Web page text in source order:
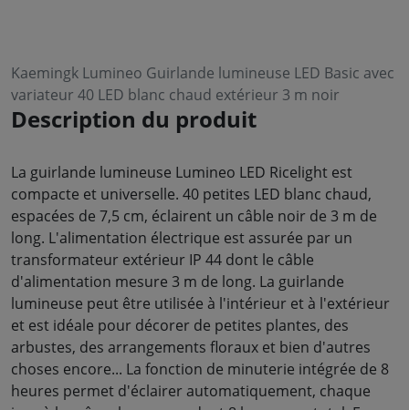
Kaemingk Lumineo Guirlande lumineuse LED Basic avec
variateur 40 LED blanc chaud extérieur 3 m noir
Description du produit
La guirlande lumineuse Lumineo LED Ricelight est
compacte et universelle. 40 petites LED blanc chaud,
espacées de 7,5 cm, éclairent un câble noir de 3 m de
long. L'alimentation électrique est assurée par un
transformateur extérieur IP 44 dont le câble
d'alimentation mesure 3 m de long. La guirlande
lumineuse peut être utilisée à l'intérieur et à l'extérieur
et est idéale pour décorer de petites plantes, des
arbustes, des arrangements floraux et bien d'autres
choses encore... La fonction de minuterie intégrée de 8
heures permet d'éclairer automatiquement, chaque